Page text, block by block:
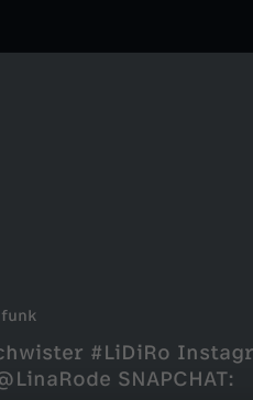
funk
#LiDiRo
SNAPCHAT: